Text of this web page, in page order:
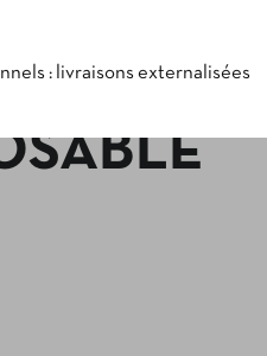
: livraisons externalisées